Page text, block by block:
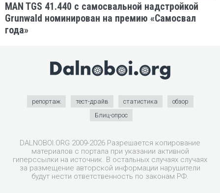
MAN TGS 41.440 с самосвальной надстройкой
Grunwald номинирован на премию «Самосвал
года»
репортаж тест-драйв статистика
обзор
Блиц-опрос
DALNOBOI.ORG 2009-2026 Разрешается копирование
материалов с портала при указании активной
гиперссылки на источник. В остальных случаях случаях
за размещение авторской информации нарушители
будут нести ответственность по законам РФ.